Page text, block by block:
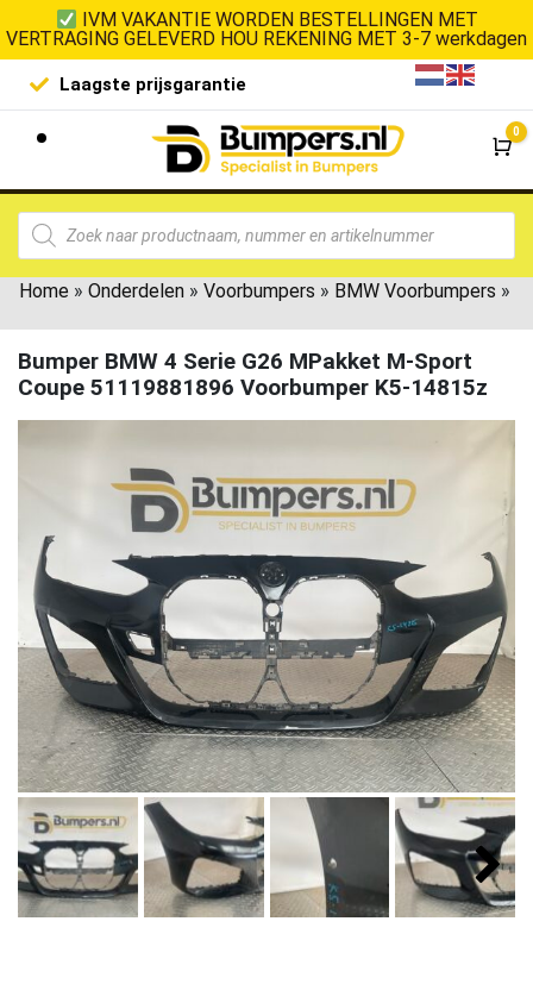
IVM VAKANTIE WORDEN BESTELLINGEN MET
VERTRAGING GELEVERD HOU REKENING MET 3-7 werkdagen
Laagste prijsgarantie De
0
Home » Onderdelen » Voorbumpers » BMW Voorbumpers »
Bumper BMW 4 Serie G26 MPakket M-Sport
Coupe 51119881896 Voorbumper K5-14815z